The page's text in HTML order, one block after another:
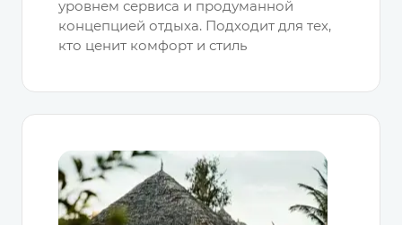
уровнем сервиса и продуманной
концепцией отдыха. Подходит для тех,
кто ценит комфорт и стиль